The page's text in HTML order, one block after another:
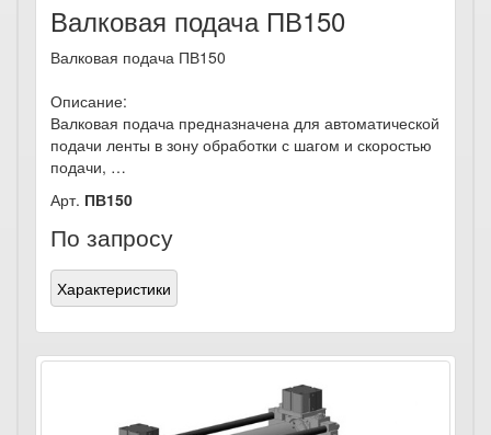
Валковая подача ПВ150
Валковая подача ПВ150
Описание:
Валковая подача предназначена для автоматической
подачи ленты в зону обработки с шагом и скоростью
подачи, …
Арт. ПВ150
По запросу
Характеристики